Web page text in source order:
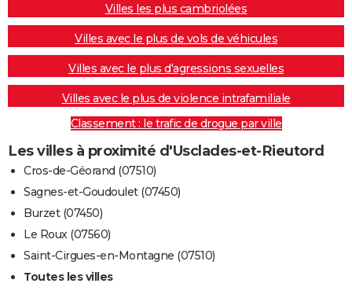
Villes les plus cambriolées
Villes avec le plus de vols de véhicules
Villes avec le plus d'agressions sexuelles
Villes avec le plus de violence intrafamiliale
Classement : le trafic de drogue par ville
Les villes à proximité d'Usclades-et-Rieutord
Cros-de-Géorand (07510)
Sagnes-et-Goudoulet (07450)
Burzet (07450)
Le Roux (07560)
Saint-Cirgues-en-Montagne (07510)
Toutes les villes